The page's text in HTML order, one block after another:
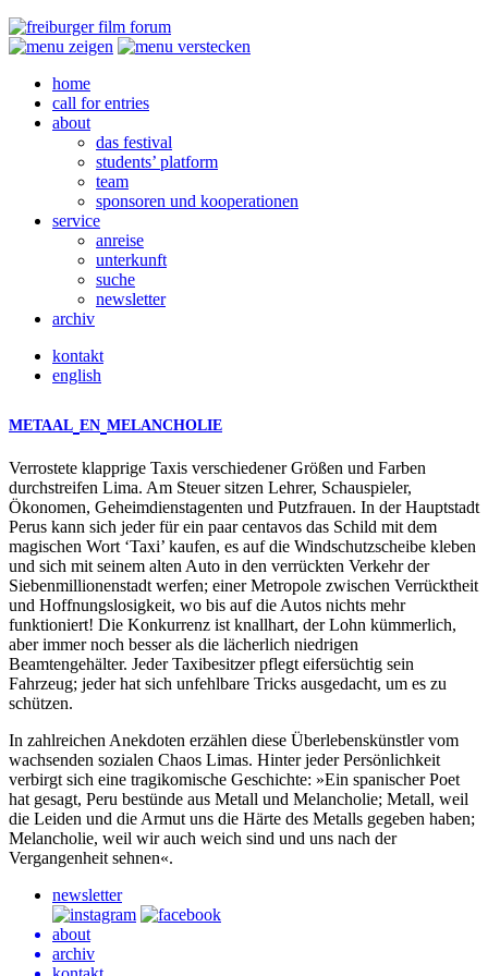
home
call for entries
about
das festival
students’ platform
team
sponsoren und kooperationen
service
anreise
unterkunft
suche
newsletter
archiv
kontakt
english
METAAL EN MELANCHOLIE
Verrostete klapprige Taxis verschiedener Größen und Farben
durchstreifen Lima. Am Steuer sitzen Lehrer, Schauspieler,
Ökonomen, Geheimdienstagenten und Putzfrauen. In der Hauptstadt
Perus kann sich jeder für ein paar centavos das Schild mit dem
magischen Wort ‘Taxi’ kaufen, es auf die Windschutzscheibe kleben
und sich mit seinem alten Auto in den verrückten Verkehr der
Siebenmillionenstadt werfen; einer Metropole zwischen Verrücktheit
und Hoffnungslosigkeit, wo bis auf die Autos nichts mehr
funktioniert! Die Konkurrenz ist knallhart, der Lohn kümmerlich,
aber immer noch besser als die lächerlich niedrigen
Beamtengehälter. Jeder Taxibesitzer pflegt eifersüchtig sein
Fahrzeug; jeder hat sich unfehlbare Tricks ausgedacht, um es zu
schützen.
In zahlreichen Anekdoten erzählen diese Überlebenskünstler vom
wachsenden sozialen Chaos Limas. Hinter jeder Persönlichkeit
verbirgt sich eine tragikomische Geschichte: »Ein spanischer Poet
hat gesagt, Peru bestünde aus Metall und Melancholie; Metall, weil
die Leiden und die Armut uns die Härte des Metalls gegeben haben;
Melancholie, weil wir auch weich sind und uns nach der
Vergangenheit sehnen«.
newsletter
about
archiv